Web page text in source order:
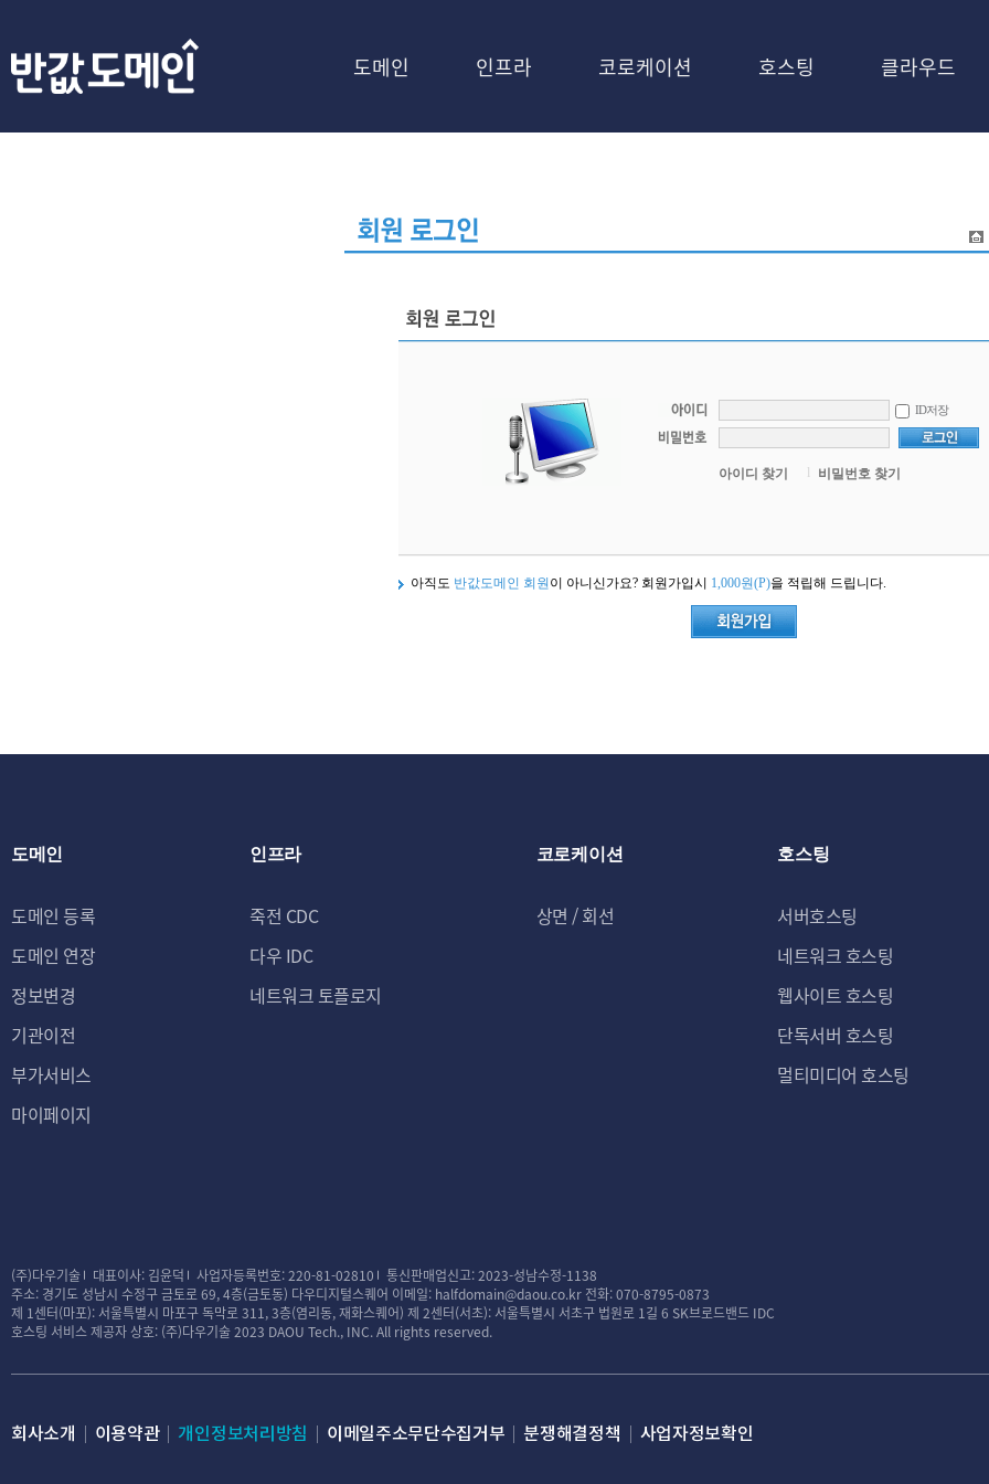
도메인 인프라 코로케이션 호스팅 클라우드
ID저장
아이디 찾기 비밀번호 찾기
아직도 반값도메인 회원 이 아니신가요? 회원가입시 1,000원(P)을 적립해 드립니다.
도메인
도메인 등록
도메인 연장
정보변경
기관이전
부가서비스
마이페이지
인프라
죽전 CDC
다우 IDC
네트워크 토플로지
코로케이션
상면 / 회선
호스팅
서버호스팅
네트워크 호스팅
웹사이트 호스팅
단독서버 호스팅
멀티미디어 호스팅
(주)다우기술 대표이사: 김윤덕 사업자등록번호: 220-81-02810
통신판매업신고: 2023-성남수정-1138
주소: 경기도 성남시 수정구 금토로 69, 4층(금토동) 다우디지털스퀘어 이메일: halfdomain@daou.co.kr 전화: 070-8795-0873
제 1센터(마포): 서울특별시 마포구 독막로 311, 3층(염리동, 재화스퀘어) 제 2센터(서초): 서울특별시 서초구 법원로 1길 6 SK브로드밴드 IDC
호스팅 서비스 제공자 상호: (주)다우기술2023 DAOU Tech., INC. All rights reserved.
회사소개 이용약관 개인정보처리방침 이메일주소무단수집거부 분쟁해결정책 사업자정보확인